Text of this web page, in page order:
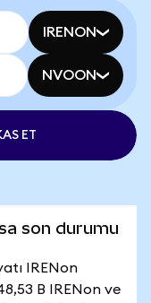
IRENON
NVOON
ET
son durumu
IRENon
B IRENon ve